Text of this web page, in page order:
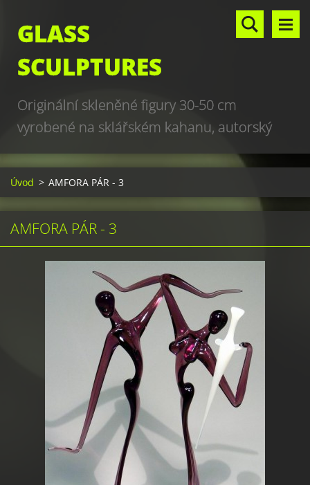
GLASS
SCULPTURES
Originální skleněné figury 30-50 cm
vyrobené na sklářském kahanu, autorský
design, hand made, art glass sculptures,
world unique production
Úvod > AMFORA PÁR - 3
AMFORA PÁR - 3